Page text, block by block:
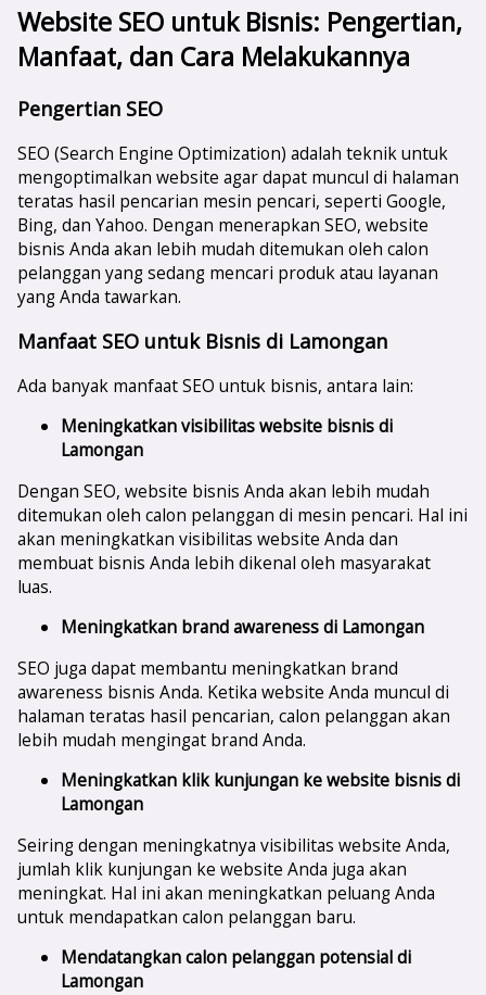
Website SEO untuk Bisnis: Pengertian,
Manfaat, dan Cara Melakukannya
Pengertian SEO
SEO (Search Engine Optimization) adalah teknik untuk
mengoptimalkan website agar dapat muncul di halaman
teratas hasil pencarian mesin pencari, seperti Google,
Bing, dan Yahoo. Dengan menerapkan SEO, website
bisnis Anda akan lebih mudah ditemukan oleh calon
pelanggan yang sedang mencari produk atau layanan
yang Anda tawarkan.
Manfaat SEO untuk Bisnis di Lamongan
Ada banyak manfaat SEO untuk bisnis, antara lain:
Meningkatkan visibilitas website bisnis di
Lamongan
Dengan SEO, website bisnis Anda akan lebih mudah
ditemukan oleh calon pelanggan di mesin pencari. Hal ini
akan meningkatkan visibilitas website Anda dan
membuat bisnis Anda lebih dikenal oleh masyarakat
luas.
Meningkatkan brand awareness di Lamongan
SEO juga dapat membantu meningkatkan brand
awareness bisnis Anda. Ketika website Anda muncul di
halaman teratas hasil pencarian, calon pelanggan akan
lebih mudah mengingat brand Anda.
Meningkatkan klik kunjungan ke website bisnis di
Lamongan
Seiring dengan meningkatnya visibilitas website Anda,
jumlah klik kunjungan ke website Anda juga akan
meningkat. Hal ini akan meningkatkan peluang Anda
untuk mendapatkan calon pelanggan baru.
Mendatangkan calon pelanggan potensial di
Lamongan